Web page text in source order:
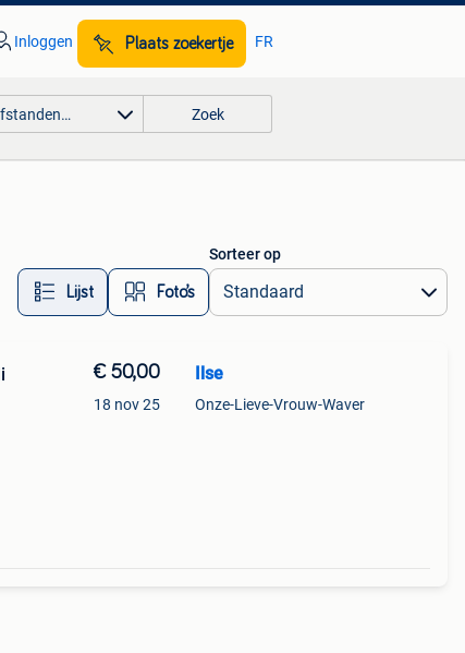
Inloggen Plaats zoekertje FR
Zoek
Lijst Foto’s
Sorteer op
€ 50,00
18 nov 25
Ilse
Onze-Lieve-Vrouw-Waver